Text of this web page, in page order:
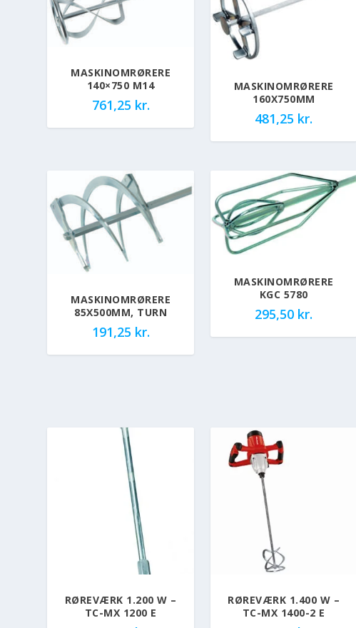
MASKINOMRØRERE
140×750 M14
761,25 kr.
MASKINOMRØRERE
160X750MM
481,25 kr.
MASKINOMRØRERE
85X500MM, TURN
191,25 kr.
MASKINOMRØRERE
KGC 5780
295,50 kr.
RØREVÆRK 1.200 W –
TC-MX 1200 E
RØREVÆRK 1.400 W –
TC-MX 1400-2 E